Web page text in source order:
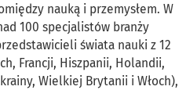
nauką i przemysłem. W
100 specjalistów branży
świata nauki z 12
Francji, Hiszpanii, Holandii,
Wielkiej Brytanii i Włoch),